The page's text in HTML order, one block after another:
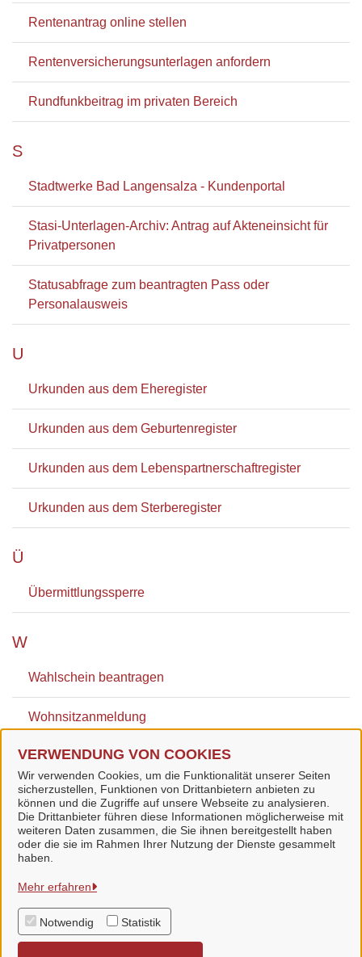
VERWENDUNG VON COOKIES
Wir verwenden Cookies, um die Funktionalität unserer Seiten
sicherzustellen, Funktionen von Drittanbietern anbieten zu
können und die Zugriffe auf unsere Webseite zu analysieren.
Die Drittanbieter führen diese Informationen möglicherweise mit
weiteren Daten zusammen, die Sie ihnen bereitgestellt haben
oder die sie im Rahmen Ihrer Nutzung der Dienste gesammelt
haben.
Mehr erfahren
Notwendig Statistik
Rentenantrag online stellen
Rentenversicherungsunterlagen anfordern
Rundfunkbeitrag im privaten Bereich
S
Stadtwerke Bad Langensalza - Kundenportal
Stasi-Unterlagen-Archiv: Antrag auf Akteneinsicht für
Privatpersonen
Statusabfrage zum beantragten Pass oder
Personalausweis
U
Urkunden aus dem Eheregister
Urkunden aus dem Geburtenregister
Urkunden aus dem Lebenspartnerschaftregister
Urkunden aus dem Sterberegister
Ü
Übermittlungssperre
W
Wahlschein beantragen
Wohnsitzanmeldung
Wohnsitzanmeldung als Hauptwohnsitz
Stadt Bad Langensalza
Alle Rechte vorbehalten